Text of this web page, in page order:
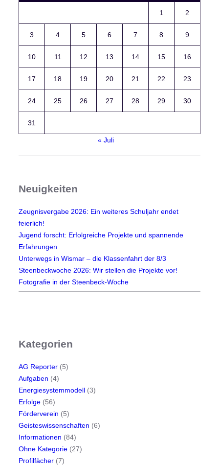
1 2
3 4 5 6 7 8 9
10 11 12 13 14 15 16
17 18 19 20 21 22 23
24 25 26 27 28 29 30
31
« Juli
Neuigkeiten
Zeugnisvergabe 2026: Ein weiteres Schuljahr endet
feierlich!
Jugend forscht: Erfolgreiche Projekte und spannende
Erfahrungen
Unterwegs in Wismar – die Klassenfahrt der 8/3
Steenbeckwoche 2026: Wir stellen die Projekte vor!
Fotografie in der Steenbeck-Woche
Kategorien
AG Reporter (5)
Aufgaben (4)
Energiesystemmodell (3)
Erfolge (56)
Förderverein (5)
Geisteswissenschaften (6)
Informationen (84)
Ohne Kategorie (27)
Profilfächer (7)